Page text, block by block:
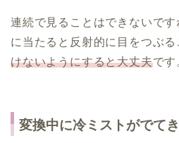
連続で見ることはできないで
に当たると反射的に目をつぶる
けないようにすると大丈夫です
変換中に冷ミストがでて